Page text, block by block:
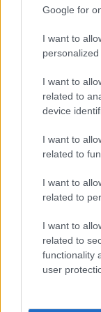
Google for
I want to
personalized
I want to
related to
device
I want to
related to
I want to
related to
I want to
related to
functionality
user
Dopodiché
siamo
una comunità
alta
“Come
come
un nuovo
che stiamo
opposizione ad
D’altro canto,
tempo, in